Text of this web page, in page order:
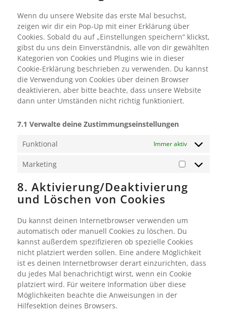
Wenn du unsere Website das erste Mal besuchst,
zeigen wir dir ein Pop-Up mit einer Erklärung über
Cookies. Sobald du auf „Einstellungen speichern“ klickst,
gibst du uns dein Einverständnis, alle von dir gewählten
Kategorien von Cookies und Plugins wie in dieser
Cookie-Erklärung beschrieben zu verwenden. Du kannst
die Verwendung von Cookies über deinen Browser
deaktivieren, aber bitte beachte, dass unsere Website
dann unter Umständen nicht richtig funktioniert.
7.1 Verwalte deine Zustimmungseinstellungen
Funktional Immer aktiv
Marketing Marketing
8. Aktivierung/Deaktivierung
und Löschen von Cookies
Du kannst deinen Internetbrowser verwenden um
automatisch oder manuell Cookies zu löschen. Du
kannst außerdem spezifizieren ob spezielle Cookies
nicht platziert werden sollen. Eine andere Möglichkeit
ist es deinen Internetbrowser derart einzurichten, dass
du jedes Mal benachrichtigt wirst, wenn ein Cookie
platziert wird. Für weitere Information über diese
Möglichkeiten beachte die Anweisungen in der
Hilfesektion deines Browsers.